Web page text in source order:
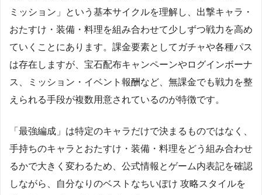
ミッション」という基本サイクルを理解し、出撃キャラ・
おたすけ・装備・料理を組み合わせて少しずつ戦力を高め
ていくことにあります。課金要素としてガチャや各種パス
は存在しますが、宝石配布キャンペーンやログインボーナ
ス、ミッション・イベント報酬など、無課金でも戦力を整
えられる手段が複数用意されているのが特徴です。
「最強編成」は特定のキャラだけで決まるものではなく、
手持ちのキャラとおたすけ・装備・料理をどう組み合わせ
るかで大きく変わるため、公式情報とゲーム内表記を確認
しながら、自分なりのベストなちいぽけ 攻略スタイルを